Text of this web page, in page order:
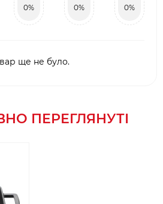
0% 0% 0%
ще не було.
ПЕРЕГЛЯНУТІ